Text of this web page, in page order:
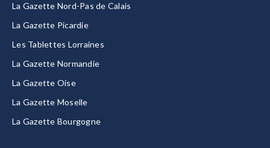
La Gazette Nord-Pas de Calais
La Gazette Picardie
Les Tablettes Lorraines
La Gazette Normandie
La Gazette Oise
La Gazette Moselle
La Gazette Bourgogne